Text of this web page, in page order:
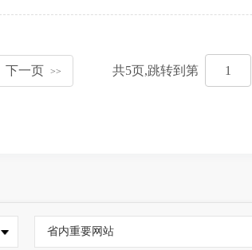
下一页 >> 共5页,跳转到第
省内重要网站